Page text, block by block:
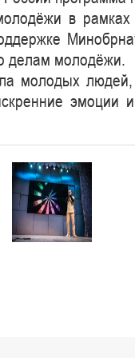
в
делам молодёжи.
молодых людей,
эмоции